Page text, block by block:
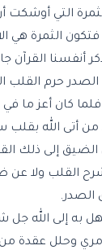
الثمرة التي
الثمرة هي
أنفسنا
حرم القلب
كان أعز ما في
من أتى الله
الضيق إلى ذلك
القلب ولا عن
به إلى الله جل
وحلل عقدة